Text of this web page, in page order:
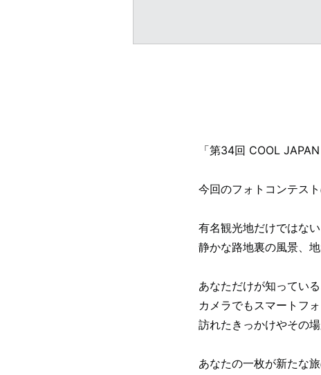
「第34回 COOL
今回のフォトコンテス
有名観光地だけではな
静かな路地裏の風景、
あなただけが知ってい
カメラでもスマートフ
訪れたきっかけやその
あなたの一枚が新たな